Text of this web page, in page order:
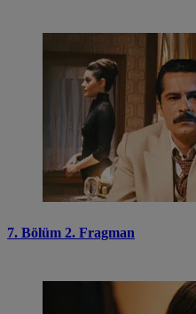
7. Bölüm 2. Fragman